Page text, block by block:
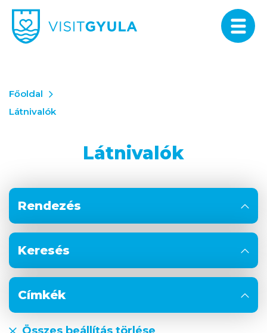
Főoldal
Látnivalók
Látnivalók
Rendezés
Keresés
Címkék